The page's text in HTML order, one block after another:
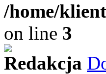
/home/
on line 3
Redakcja